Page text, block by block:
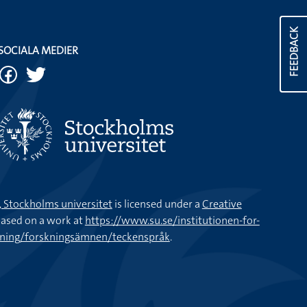
FEEDBACK
MEDIER
universitetis licensed under aCreative
on a work athttps://www.su.se/institutionen-for-
forskningsämnen/teckenspråk.